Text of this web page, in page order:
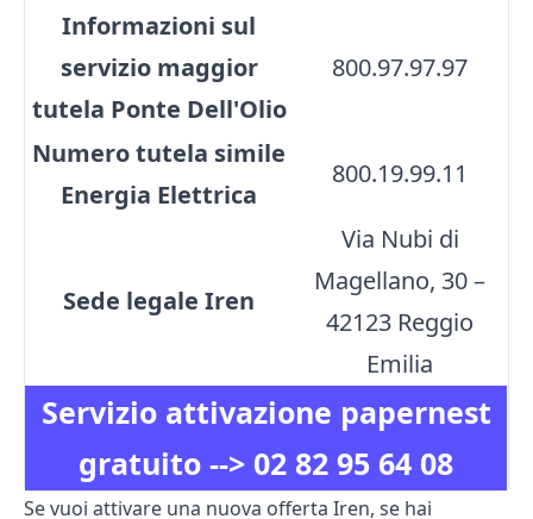
Servizio attivazione papernest
gratuito --> 02 82 95 64 08
Informazioni sul
servizio maggior
tutela Ponte Dell'Olio
800.97.97.97
Numero tutela simile
Energia Elettrica
800.19.99.11
Sede legale Iren
Via Nubi di
Magellano, 30 –
42123 Reggio
Emilia
Se vuoi attivare una nuova offerta Iren, se hai